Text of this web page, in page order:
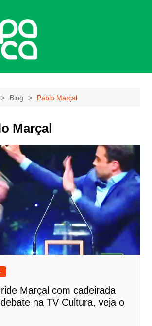
Blog Pablo Marçal
Marçal
Marçal com cadeirada
na TV Cultura, veja o